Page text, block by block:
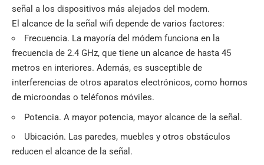
señal a los dispositivos más alejados del modem.
El alcance de la señal wifi depende de varios factores:
Frecuencia. La mayoría del módem funciona en la
frecuencia de 2.4 GHz, que tiene un alcance de hasta 45
metros en interiores. Además, es susceptible de
interferencias de otros aparatos electrónicos, como hornos
de microondas o teléfonos móviles.
Potencia. A mayor potencia, mayor alcance de la señal.
Ubicación. Las paredes, muebles y otros obstáculos
reducen el alcance de la señal.